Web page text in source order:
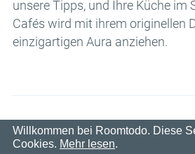
unsere Tipps, und Ihre Küche im
Cafés wird mit ihrem originellen
einzigartigen Aura anziehen.
02.09.2022
Willkommen bei Roomtodo. Diese
Cookies. Mehr lesen.